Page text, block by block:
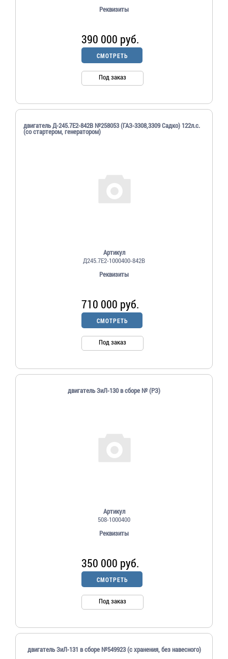
Реквизиты
390 000 руб.
СМОТРЕТЬ
Под заказ
двигатель Д-245.7Е2-842В №258053 (ГАЗ-3308,3309 Садко) 122л.с.
(со стартером, генератором)
Артикул
Д245.7Е2-1000400-842В
Реквизиты
710 000 руб.
СМОТРЕТЬ
Под заказ
двигатель ЗиЛ-130 в сборе № (РЗ)
Артикул
508-1000400
Реквизиты
350 000 руб.
СМОТРЕТЬ
Под заказ
двигатель ЗиЛ-131 в сборе №549923 (с хранения, без навесного)